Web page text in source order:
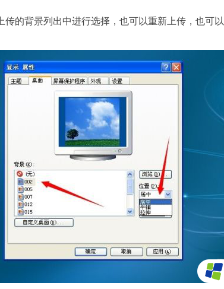
的背景列出中进行选择，也可以重新上传，也可以